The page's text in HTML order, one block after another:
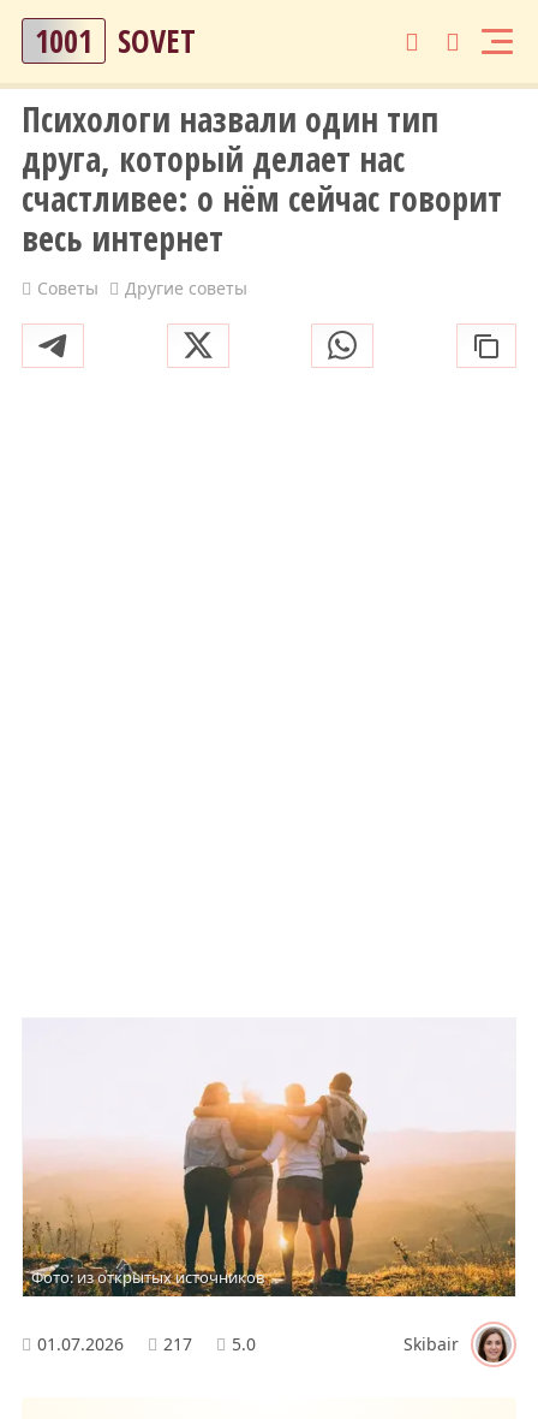
1001 SOVET
Психологи назвали один тип
друга, который делает нас
счастливее: о нём сейчас говорит
весь интернет
Советы Другие советы
Фото: из открытых источников
01.07.2026 217 5.0 Skibair